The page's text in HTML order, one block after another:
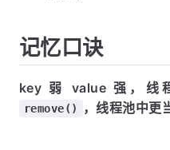
记忆口诀
key 弱 value 强，线
remove() ，线程池中更